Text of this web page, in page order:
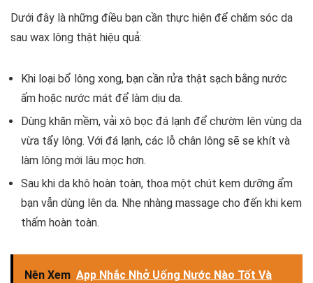
Dưới đây là những điều bạn cần thực hiện để chăm sóc da
sau wax lông thật hiệu quả:
Khi loại bổ lông xong, bạn cần rửa thật sạch bằng nước
ấm hoặc nước mát để làm dịu da.
Dùng khăn mềm, vải xô bọc đá lạnh để chườm lên vùng da
vừa tẩy lông. Với đá lạnh, các lỗ chân lông sẽ se khít và
làm lông mới lâu mọc hơn.
Sau khi da khô hoàn toàn, thoa một chút kem dưỡng ẩm
bạn vẫn dùng lên da. Nhẹ nhàng massage cho đến khi kem
thấm hoàn toàn.
Nên Xem App Nhắc Nhở Uống Nước Nào Tốt Và